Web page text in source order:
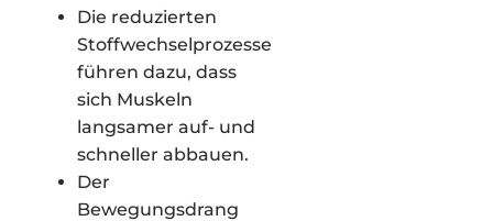
Die reduzierten
Stoffwechselprozesse
führen dazu, dass
sich Muskeln
langsamer auf- und
schneller abbauen.
Der
Bewegungsdrang